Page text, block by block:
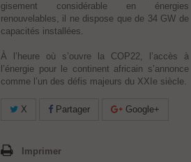
gisement considérable en énergies
renouvelables, il ne dispose que de 34 GW de
capacités installées.
À l’heure où s’ouvre la COP22, l’accès à
l’énergie pour le continent africain s’annonce
comme l’un des défis majeurs du XXIe siècle.
X Partager Google+
Imprimer